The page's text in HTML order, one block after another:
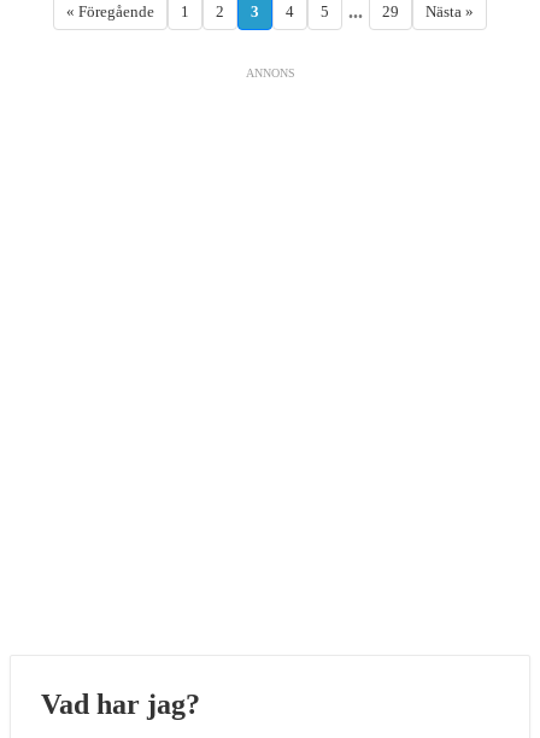
« Föregående 1 2 3 4 5 ... 29 Nästa »
ANNONS
Vad har jag?